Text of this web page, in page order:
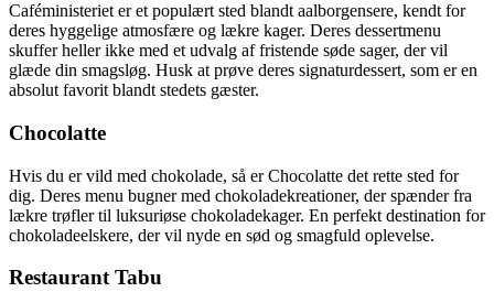
Caféministeriet er et populært sted blandt aalborgensere, kendt for
deres hyggelige atmosfære og lækre kager. Deres dessertmenu
skuffer heller ikke med et udvalg af fristende søde sager, der vil
glæde din smagsløg. Husk at prøve deres signaturdessert, som er en
absolut favorit blandt stedets gæster.
Chocolatte
Hvis du er vild med chokolade, så er Chocolatte det rette sted for
dig. Deres menu bugner med chokoladekreationer, der spænder fra
lækre trøfler til luksuriøse chokoladekager. En perfekt destination for
chokoladeelskere, der vil nyde en sød og smagfuld oplevelse.
Restaurant Tabu